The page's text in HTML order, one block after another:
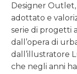
Designer
adottato e
serie di progetti
dall’opera di
dall’illustratore
che negli anni